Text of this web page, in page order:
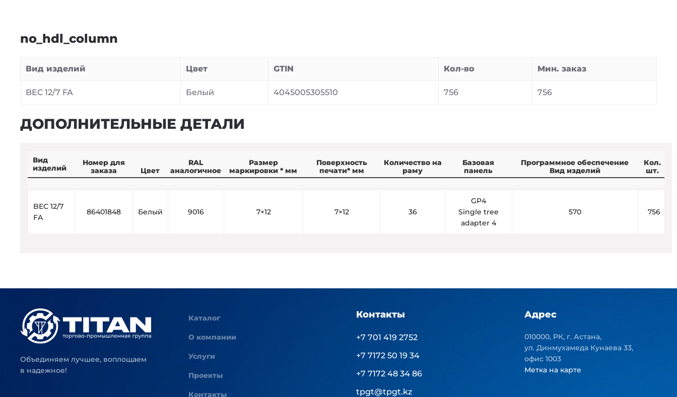
no_hdl_column
Вид изделий Цвет GTIN Кол-во Мин. заказ
BEC 12/7 FA Белый 4045005305510 756 756
ДОПОЛНИТЕЛЬНЫЕ ДЕТАЛИ
Вид
изделий
Номер для
заказа
Цвет
RAL
аналогичное
Размер
маркировки * мм
Поверхность
печати* мм
Количество на
раму
Базовая
панель
Программное обеспечение
Вид изделий
Кол.
шт.
BEC 12/7
FA
86401848 Белый 9016 7×12 7×12 36
GP4
Single tree
adapter 4
570 756
Объединяем лучшее, воплощаем
в надежное!
Каталог
О компании
Услуги
Проекты
Контакты
Контакты
+7 701 419 2752
+7 7172 50 19 34
+7 7172 48 34 86
tpgt@tpgt.kz
Адрес
010000, РК, г. Астана,
ул. Динмухамеда Кунаева 33,
офис 1003
Метка на карте